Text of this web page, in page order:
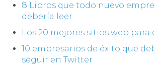
8 Libros que todo nuevo
debería leer
Los 20 mejores sitios web para
10 empresarios de éxito que
seguir en Twitter